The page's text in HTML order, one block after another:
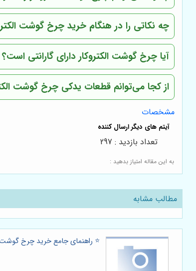
چه نکاتی را در هنگام خرید چرخ گوشت
آیا چرخ گوشت الکتروکار دارای گارانتی است؟
از کجا می‌توانم قطعات یدکی چرخ گوشت
مشخصات
به این مقاله امتیاز بدهید :
تعداد بازدید : 297
مطالب مشابه
⭐️ راهنمای جامع خرید چرخ گوشت